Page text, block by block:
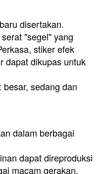
disertakan.
"segel" yang
stiker efek
dapat dikupas untuk
sedang dan
dalam berbagai
dapat direproduksi
macam gerakan.